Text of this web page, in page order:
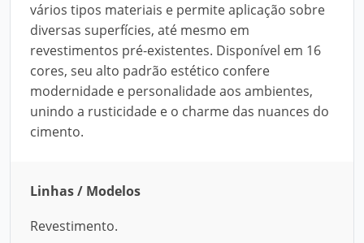
vários tipos materiais e permite aplicação sobre
diversas superfícies, até mesmo em
revestimentos pré-existentes. Disponível em 16
cores, seu alto padrão estético confere
modernidade e personalidade aos ambientes,
unindo a rusticidade e o charme das nuances do
cimento.
Linhas / Modelos
Revestimento.